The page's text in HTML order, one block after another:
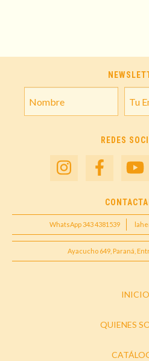
REDES
WhatsApp 343 4381539
Ayacucho 649, Paraná,
INICIO
QUIENES